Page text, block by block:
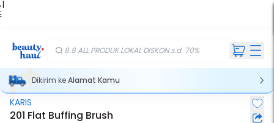
|
8.8 ALL PRODUK LOKAL DISKON s.d. 70%
Dikirim keAlamat Kamu
KARIS
201 Flat Buffing Brush